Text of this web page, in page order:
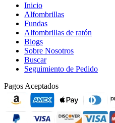
Inicio
Alfombrillas
Fundas
Alfombrillas de ratón
Blogs
Sobre Nosotros
Buscar
Seguimiento de Pedido
Pagos Aceptados